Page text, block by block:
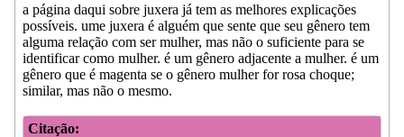
a página daqui sobre juxera já tem as melhores explicações
possíveis. ume juxera é alguém que sente que seu gênero tem
alguma relação com ser mulher, mas não o suficiente para se
identificar como mulher. é um gênero adjacente a mulher. é um
gênero que é magenta se o gênero mulher for rosa choque;
similar, mas não o mesmo.
Citação: